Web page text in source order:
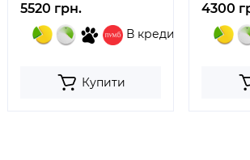
5520 грн.
В кредит
Купити
4300